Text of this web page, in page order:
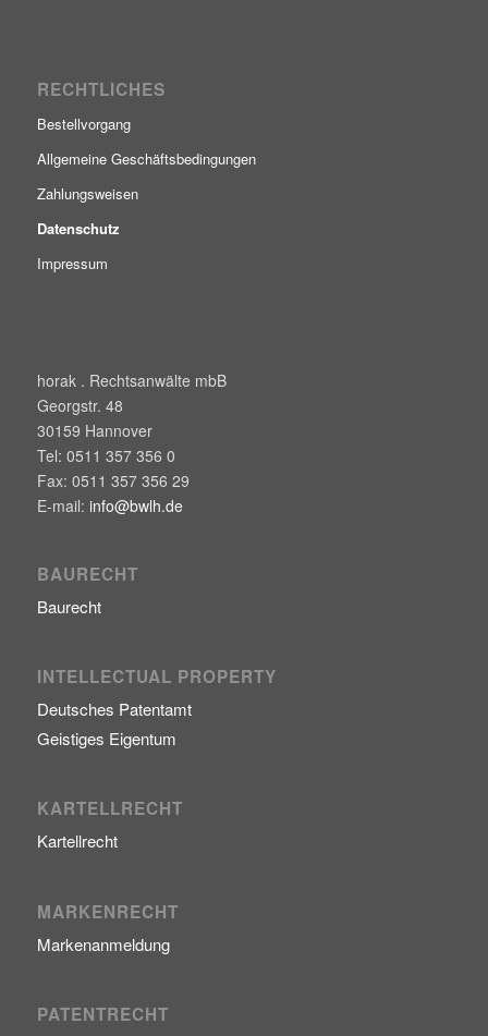
RECHTLICHES
Bestellvorgang
Allgemeine Geschäftsbedingungen
Zahlungsweisen
Datenschutz
Impressum
horak . Rechtsanwälte mbB
Georgstr. 48
30159 Hannover
Tel: 0511 357 356 0
Fax: 0511 357 356 29
E-mail: info@bwlh.de
BAURECHT
Baurecht
INTELLECTUAL PROPERTY
Deutsches Patentamt
Geistiges Eigentum
KARTELLRECHT
Kartellrecht
MARKENRECHT
Markenanmeldung
PATENTRECHT